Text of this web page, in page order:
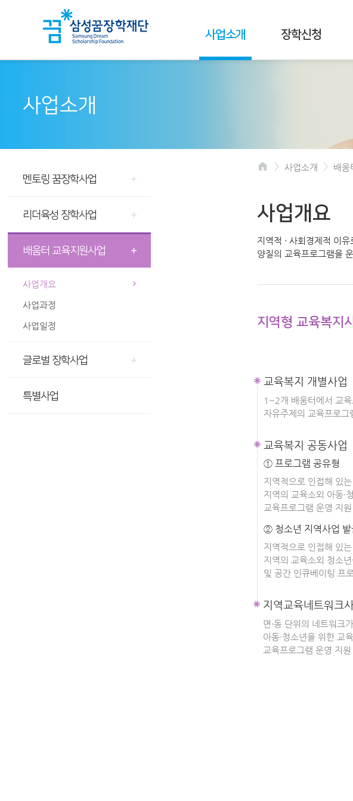
사업소개 장학신청
사업소개
멘토링 꿈장학사업
리더육성 장학사업
배움터 교육지원사업
사업개요
사업과정
사업일정
글로벌 장학사업
특별사업
> 사업소개 > 배움
사업개요
지역적 · 사회경제적 이
양질의 교육프로그램을
지역형 교육복지
교육복지 개별사업
1~2개 배움터에서 교
자유주제의 교육프로그
교육복지 공동사업
① 프로그램 공유형
지역적으로 인접해 있
지역의 교육소외 아동·
교육프로그램 운영 지원
② 청소년 지역사업 발
지역적으로 인접해 있
지역의 교육소외 청소
및 공간 인큐베이팅 프
지역교육네트워크
면·동 단위의 네트워크
아동·청소년을 위한 교
교육프로그램 운영 지원